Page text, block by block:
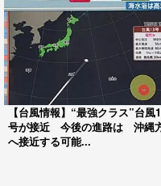
【台風情報】“最強クラス”台風
号が接近 今後の進路は 沖縄
へ接近する可能...